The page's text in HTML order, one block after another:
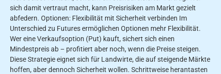
sich damit vertraut macht, kann Preisrisiken am Markt gezielt
abfedern. Optionen: Flexibilität mit Sicherheit verbinden Im
Unterschied zu Futures ermöglichen Optionen mehr Flexibilität.
Wer eine Verkaufsoption (Put) kauft, sichert sich einen
Mindestpreis ab – profitiert aber noch, wenn die Preise steigen.
Diese Strategie eignet sich für Landwirte, die auf steigende Märkte
hoffen, aber dennoch Sicherheit wollen. Schrittweise herantasten